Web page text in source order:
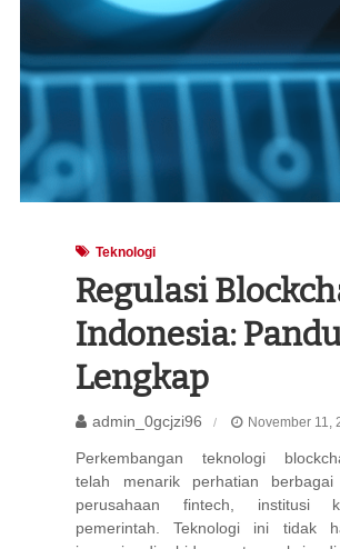
Teknologi
Regulasi
Indonesia:
Lengkap
admin_0gcjzi96 November 11,
Perkembangan teknologi
telah menarik perhatian
perusahaan fintech, institusi
pemerintah. Teknologi ini tidak